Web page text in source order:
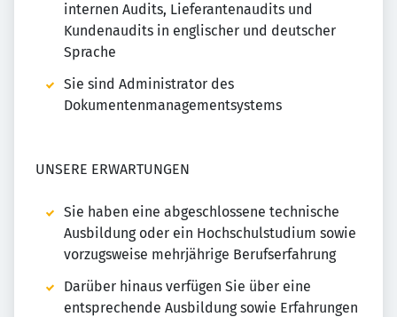
internen Audits, Lieferantenaudits und
Kundenaudits in englischer und deutscher
Sprache
Sie sind Administrator des
Dokumentenmanagementsystems
UNSERE ERWARTUNGEN
Sie haben eine abgeschlossene technische
Ausbildung oder ein Hochschulstudium sowie
vorzugsweise mehrjährige Berufserfahrung
Darüber hinaus verfügen Sie über eine
entsprechende Ausbildung sowie Erfahrungen